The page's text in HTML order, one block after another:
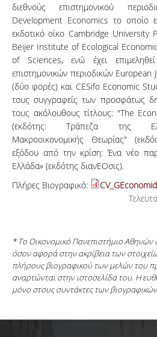
διεθνούς επιστημονικού
Development Economics το οποίο
εκδοτικό οίκο Cambridge University
Beijer Institute of Ecological
of Sciences, ενώ έχει
επιστημονικών περιοδικών
(δύο φορές) και CESifo Economic
τους συγγραφείς των προσφάτως
τους ακόλουθους τίτλους: "The
(εκδότης: Τράπεζα της
Μακροοικονομικής Θεωρίας"
εξόδου από την κρίση: Ένα νέο
Ελλάδα» (εκδότης διανΕΟσις).
Πλήρες Βιογραφικό:
* Το Οικονομικό Πανεπιστήμιο Αθηνών
όσον αφορά στην ακρίβεια των
πλήρους βιογραφικού των μελών του
αναρτώνται στην ιστοσελίδα του. Η
μόνο στους συντάκτες των